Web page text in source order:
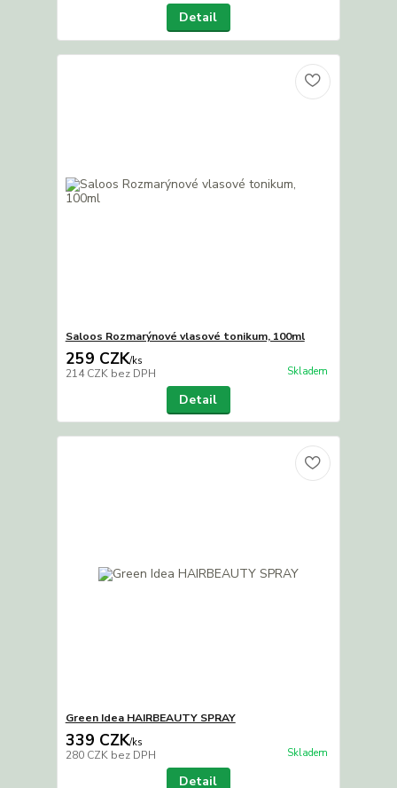
Detail
Saloos Rozmarýnové vlasové tonikum, 100ml
259 CZK/ks
214 CZK bez DPH Skladem
Detail
Green Idea HAIRBEAUTY SPRAY
339 CZK/ks
280 CZK bez DPH Skladem
Detail